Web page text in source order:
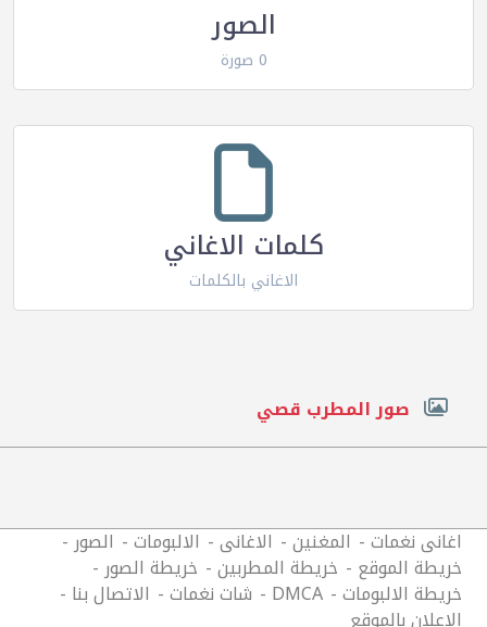
الصور
0 صورة
كلمات الاغاني
الاغاني بالكلمات
صور المطرب قصي
اغانى نغمات المغنين الاغانى الالبومات الصور
خريطة الموقع خريطة المطربين خريطة الصور
خريطة الالبومات DMCA شات نغمات الاتصال بنا
الاعلان بالموقع